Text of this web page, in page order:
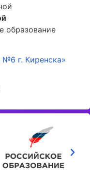
образование
г. Киренска»